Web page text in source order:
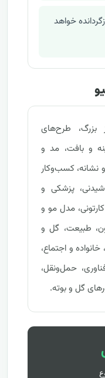
خواهد
بزرگ، طرح‌های
و بافت، مد و
نشانه، کسب‌وکار
پزشکی و
مدل مو و
طبیعت، گل و
و اجتماع،
حمل‌ونقل،
گل و بوته.